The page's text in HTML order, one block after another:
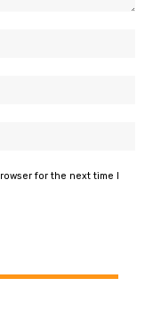
for the next time I